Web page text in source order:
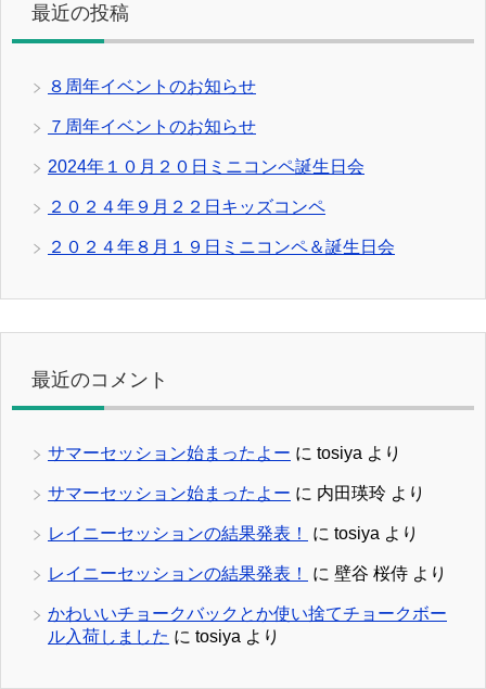
最近の投稿
８周年イベントのお知らせ
７周年イベントのお知らせ
2024年１０月２０日ミニコンペ誕生日会
２０２４年９月２２日キッズコンペ
２０２４年８月１９日ミニコンペ＆誕生日会
最近のコメント
サマーセッション始まったよー に tosiya より
サマーセッション始まったよー に 内田瑛玲 より
レイニーセッションの結果発表！ に tosiya より
レイニーセッションの結果発表！ に 壁谷 桜侍 より
かわいいチョークバックとか使い捨てチョークボー
ル入荷しました に tosiya より